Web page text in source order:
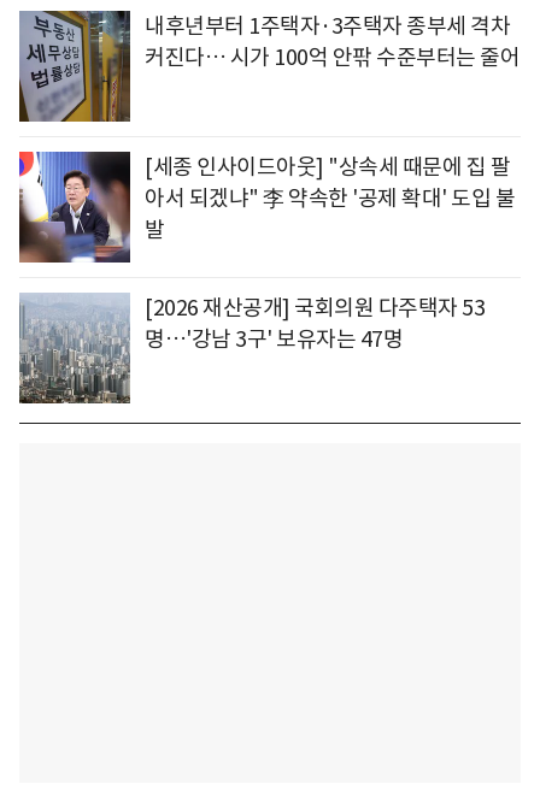
내후년부터 1주택자·3주택자 종부세 격차
커진다… 시가 100억 안팎 수준부터는 줄어
[세종 인사이드아웃] "상속세 때문에 집 팔
아서 되겠냐" 李 약속한 '공제 확대' 도입 불
발
[2026 재산공개] 국회의원 다주택자 53
명…'강남 3구' 보유자는 47명